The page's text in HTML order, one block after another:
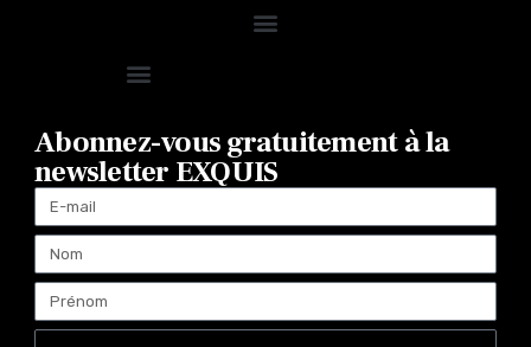
Abonnez-vous gratuitement à la
newsletter EXQUIS